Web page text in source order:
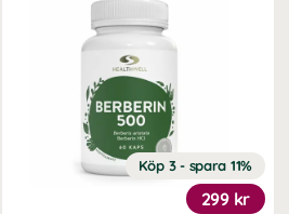
Köp 3 - spara 11%
299 kr